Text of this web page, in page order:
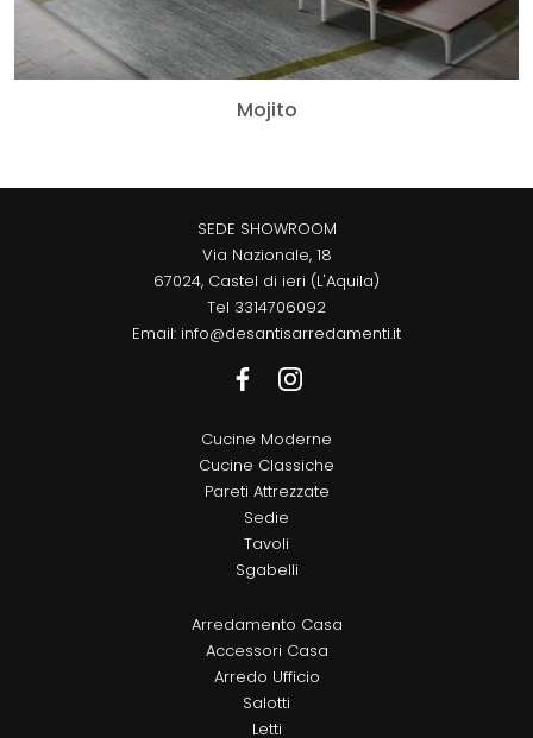
Mojito
SEDE SHOWROOM
Via Nazionale, 18
67024, Castel di ieri (L'Aquila)
Tel 3314706092
Email: info@desantisarredamenti.it
Cucine Moderne
Cucine Classiche
Pareti Attrezzate
Sedie
Tavoli
Sgabelli
Arredamento Casa
Accessori Casa
Arredo Ufficio
Salotti
Letti